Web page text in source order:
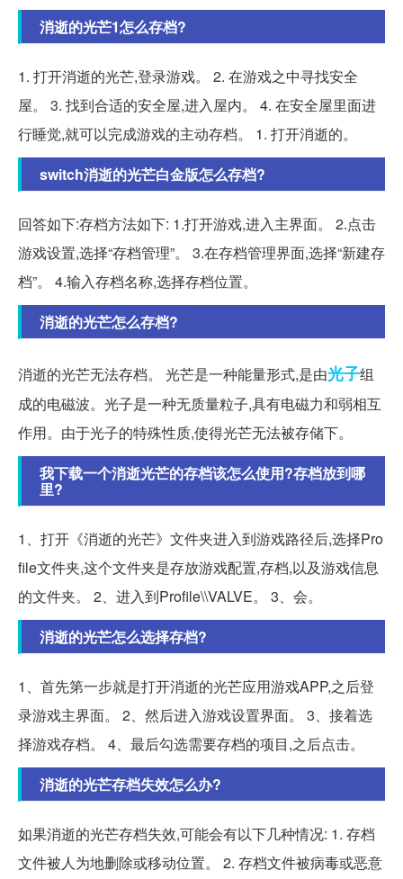
消逝的光芒1怎么存档?
1. 打开消逝的光芒,登录游戏。 2. 在游戏之中寻找安全
屋。 3. 找到合适的安全屋,进入屋内。 4. 在安全屋里面进
行睡觉,就可以完成游戏的主动存档。 1. 打开消逝的。
switch消逝的光芒白金版怎么存档?
回答如下:存档方法如下: 1.打开游戏,进入主界面。 2.点击
游戏设置,选择“存档管理”。 3.在存档管理界面,选择“新建存
档”。 4.输入存档名称,选择存档位置。
消逝的光芒怎么存档?
消逝的光芒无法存档。 光芒是一种能量形式,是由光子组
成的电磁波。光子是一种无质量粒子,具有电磁力和弱相互
作用。由于光子的特殊性质,使得光芒无法被存储下。
我下载一个消逝光芒的存档该怎么使用?存档放到哪
里?
1、打开《消逝的光芒》文件夹进入到游戏路径后,选择Pro
file文件夹,这个文件夹是存放游戏配置,存档,以及游戏信息
的文件夹。 2、进入到Profile\\VALVE。 3、会。
消逝的光芒怎么选择存档?
1、首先第一步就是打开消逝的光芒应用游戏APP,之后登
录游戏主界面。 2、然后进入游戏设置界面。 3、接着选
择游戏存档。 4、最后勾选需要存档的项目,之后点击。
消逝的光芒存档失效怎么办?
如果消逝的光芒存档失效,可能会有以下几种情况: 1. 存档
文件被人为地删除或移动位置。 2. 存档文件被病毒或恶意